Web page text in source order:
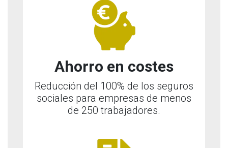
Ahorro en costes
Reducción del 100% de los seguros
sociales para empresas de menos
de 250 trabajadores.